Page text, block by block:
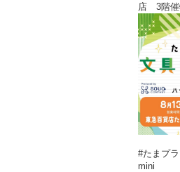
店 3階催
#たまプ
mini